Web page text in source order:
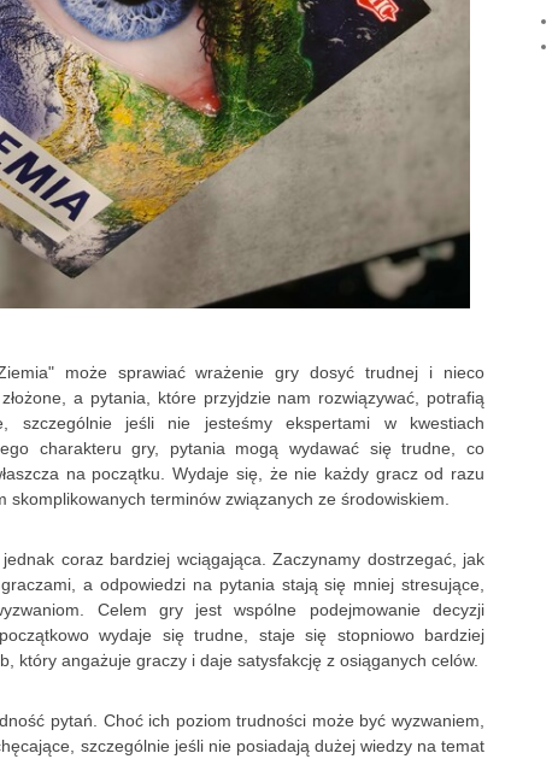
może sprawiać wrażenie gry dosyć trudnej i nieco
a pytania, które przyjdzie nam rozwiązywać, potrafią
szczególnie jeśli nie jesteśmy ekspertami w kwestiach
charakteru gry, pytania mogą wydawać się trudne, co
na początku. Wydaje się, że nie każdy gracz od razu
skomplikowanych terminów związanych ze środowiskiem.
coraz bardziej wciągająca. Zaczynamy dostrzegać, jak
a odpowiedzi na pytania stają się mniej stresujące,
Celem gry jest wspólne podejmowanie decyzji
wydaje się trudne, staje się stopniowo bardziej
który angażuje graczy i daje satysfakcję z osiąganych celów.
pytań. Choć ich poziom trudności może być wyzwaniem,
szczególnie jeśli nie posiadają dużej wiedzy na temat